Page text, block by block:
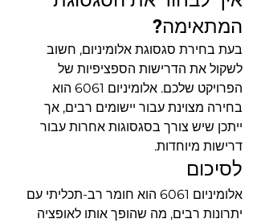
המתאימה?
בעת בחירת סגסוגת אלומיניום, חשוב
לשקול את הדרישות הספציפיות של
הפרויקט שלכם. אלומיניום 6061 הוא
בחירה מצוינת עבור יישומים רבים, אך
ייתכן שיש צורך בסגסוגות אחרות עבור
דרישות מיוחדות.
לסיכום
אלומיניום 6061 הוא חומר רב-תכליתי עם
יתרונות רבים, מה שהופך אותו לאופציה